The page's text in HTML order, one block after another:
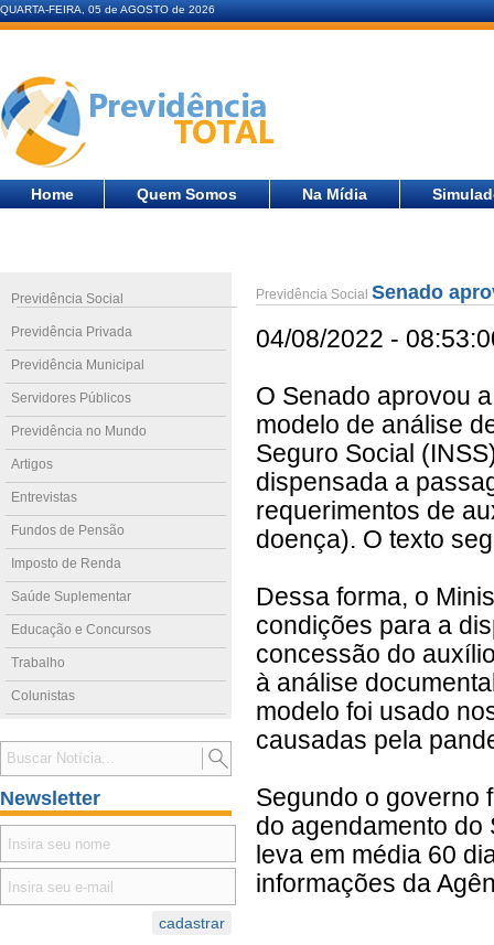
QUARTA-FEIRA, 05 de AGOSTO de 2026
Home Quem Somos Na Mídia
Previdência Social
Previdência Privada
Previdência Municipal
Servidores Públicos
Previdência no Mundo
Artigos
Entrevistas
Fundos de Pensão
Imposto de Renda
Saúde Suplementar
Educação e Concursos
Trabalho
Colunistas
Newsletter
Previdência Social Senado
04/08/2022 -
O Senado aprovou
modelo de análise
Seguro Social
dispensada a
requerimentos de
doença). O texto
Dessa forma, o
condições para a
concessão do
à análise
modelo foi usado
causadas pela
Segundo o governo
do agendamento do
leva em média 60
informações da